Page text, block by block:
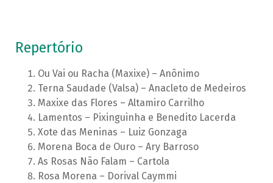
Repertório
Ou Vai ou Racha (Maxixe) – Anônimo
Terna Saudade (Valsa) – Anacleto de Medeiros
Maxixe das Flores – Altamiro Carrilho
Lamentos – Pixinguinha e Benedito Lacerda
Xote das Meninas – Luiz Gonzaga
Morena Boca de Ouro – Ary Barroso
As Rosas Não Falam – Cartola
Rosa Morena – Dorival Caymmi